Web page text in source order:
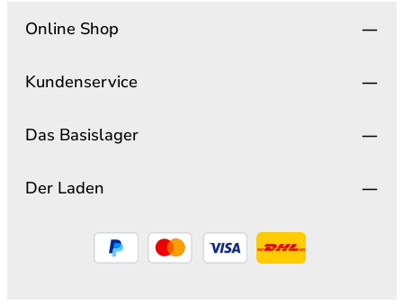
Online Shop
Kundenservice
Das Basislager
Der Laden